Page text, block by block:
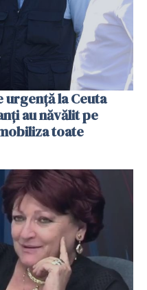
urgență la Ceuta
au năvălit pe
toate